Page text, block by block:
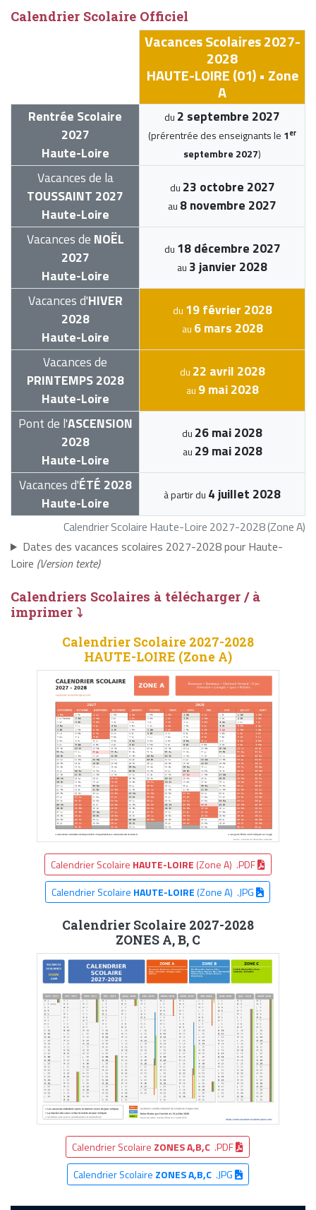
Calendrier Scolaire Officiel
Calendrier Scolaire Haute-Loire 2027-2028 (Zone A)
Vacances Scolaires 2027-
2028
HAUTE-LOIRE (01) • Zone
A
Rentrée Scolaire
2027
Haute-Loire
du 2 septembre 2027
(prérentrée des enseignants le 1er
septembre 2027)
Vacances de la
TOUSSAINT 2027
Haute-Loire
du 23 octobre 2027
au 8 novembre 2027
Vacances de NOËL
2027
Haute-Loire
du 18 décembre 2027
au 3 janvier 2028
Vacances d'HIVER
2028
Haute-Loire
du 19 février 2028
au 6 mars 2028
Vacances de
PRINTEMPS 2028
Haute-Loire
du 22 avril 2028
au 9 mai 2028
Pont de l'ASCENSION
2028
Haute-Loire
du 26 mai 2028
au 29 mai 2028
Vacances d'ÉTÉ 2028
Haute-Loire
à partir du 4 juillet 2028
Dates des vacances scolaires 2027-2028 pour Haute-
Loire (Version texte)
Calendriers Scolaires à télécharger / à
imprimer ⤵
Calendrier Scolaire 2027-2028
HAUTE-LOIRE (Zone A)
Calendrier Scolaire HAUTE-LOIRE (Zone A) .PDF
Calendrier Scolaire HAUTE-LOIRE(Zone A) .JPG
Calendrier Scolaire 2027-2028
ZONES A, B, C
Calendrier Scolaire ZONES A,B,C .PDF
Calendrier Scolaire ZONES A,B,C.JPG